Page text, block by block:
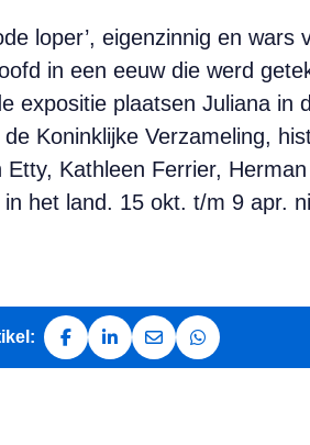
loper’, eigenzinnig en
in een eeuw die werd
expositie plaatsen Juliana in
Koninklijke Verzameling,
Kathleen Ferrier,
het land. 15 okt. t/m 9 apr.
Deel op Facebook
Deel op LinkedIn
Deel via e-mail
Deel via